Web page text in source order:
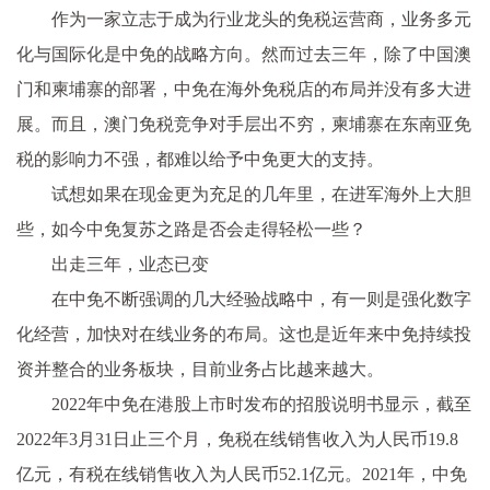
作为一家立志于成为行业龙头的免税运营商，业务多元
化与国际化是中免的战略方向。然而过去三年，除了中国澳
门和柬埔寨的部署，中免在海外免税店的布局并没有多大进
展。而且，澳门免税竞争对手层出不穷，柬埔寨在东南亚免
税的影响力不强，都难以给予中免更大的支持。
试想如果在现金更为充足的几年里，在进军海外上大胆
些，如今中免复苏之路是否会走得轻松一些？
出走三年，业态已变
在中免不断强调的几大经验战略中，有一则是强化数字
化经营，加快对在线业务的布局。这也是近年来中免持续投
资并整合的业务板块，目前业务占比越来越大。
2022年中免在港股上市时发布的招股说明书显示，截至
2022年3月31日止三个月，免税在线销售收入为人民币19.8
亿元，有税在线销售收入为人民币52.1亿元。2021年，中免